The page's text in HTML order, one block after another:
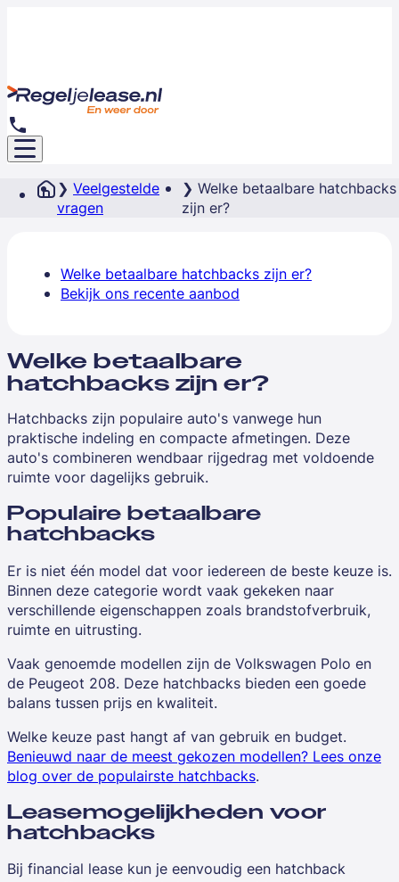
Veelgestelde
vragen
Welke betaalbare hatchbacks
zijn er?
Welke betaalbare hatchbacks zijn er?
Bekijk ons recente aanbod
Welke betaalbare
hatchbacks zijn er?
Hatchbacks zijn populaire auto's vanwege hun
praktische indeling en compacte afmetingen. Deze
auto's combineren wendbaar rijgedrag met voldoende
ruimte voor dagelijks gebruik.
Populaire betaalbare
hatchbacks
Er is niet één model dat voor iedereen de beste keuze is.
Binnen deze categorie wordt vaak gekeken naar
verschillende eigenschappen zoals brandstofverbruik,
ruimte en uitrusting.
Vaak genoemde modellen zijn de Volkswagen Polo en
de Peugeot 208. Deze hatchbacks bieden een goede
balans tussen prijs en kwaliteit.
Welke keuze past hangt af van gebruik en budget.
Benieuwd naar de meest gekozen modellen? Lees onze
blog over de populairste hatchbacks.
Leasemogelijkheden voor
hatchbacks
Bij financial lease kun je eenvoudig een hatchback